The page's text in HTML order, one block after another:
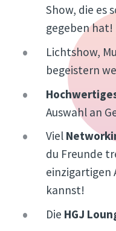
Show, die es
gegeben hat!
Lichtshow,
begeistern
Auswahl an
Viel
du Freunde
einzigartigen
kannst!
Die HGJ